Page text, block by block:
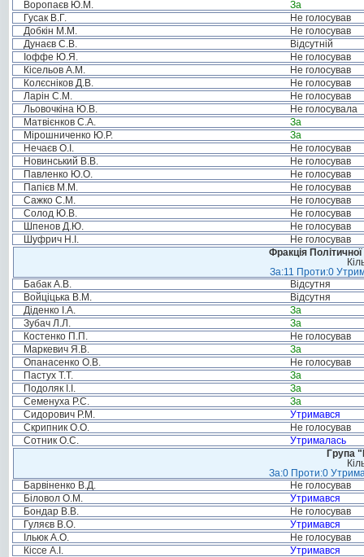
Воропаєв Ю.М.
За
Гусак В.Г.
Не голосував
Добкін М.М.
Не голосував
Дунаєв С.В.
Відсутній
Іоффе Ю.Я.
Не голосував
Кісельов А.М.
Не голосував
Колєсніков Д.В.
Не голосував
Ларін С.М.
Не голосував
Льовочкіна Ю.В.
Не голосувала
Матвієнков С.А.
За
Мірошниченко Ю.Р.
За
Нечаєв О.І.
Не голосував
Новинський В.В.
Не голосував
Павленко Ю.О.
Не голосував
Папієв М.М.
Не голосував
Сажко С.М.
Не голосував
Солод Ю.В.
Не голосував
Шпенов Д.Ю.
Не голосував
Шуфрич Н.І.
Не голосував
Фракція
За:11 Проти:0
Бабак А.В.
Відсутня
Войціцька В.М.
Відсутня
Діденко І.А.
За
Зубач Л.Л.
За
Костенко П.П.
Не голосував
Маркевич Я.В.
За
Опанасенко О.В.
Не голосував
Пастух Т.Т.
За
Подоляк І.І.
За
Семенуха Р.С.
За
Сидорович Р.М.
Утримався
Скрипник О.О.
Не голосував
Сотник О.С.
Утрималась
Група
За:0 Проти:0
Барвіненко В.Д.
Не голосував
Біловол О.М.
Утримався
Бондар В.В.
Не голосував
Гуляєв В.О.
Утримався
Ільюк А.О.
Не голосував
Кіссе А.І.
Утримався